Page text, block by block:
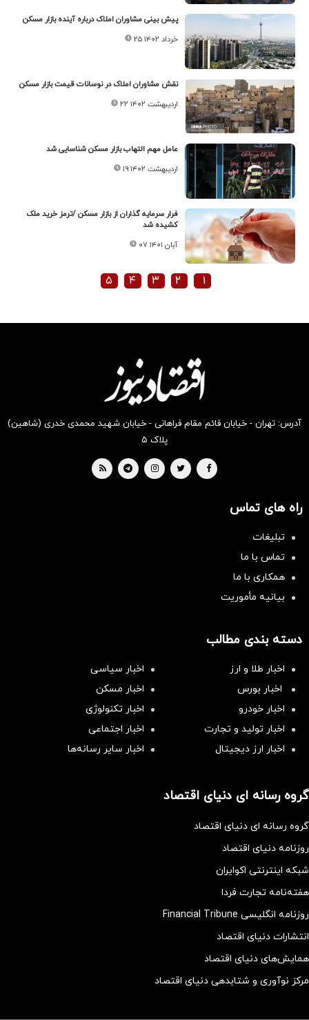
پیش بینی مشاوران املاک درباره آینده بازار مسکن
۲۵ خرداد ۱۴۰۲
نقش مشاوران املاک در نوسانات قیمت بازار مسکن
۲۲ اردیبهشت ۱۴۰۲
عامل مهم التهاب بازار مسکن شناسایی شد
۱۹ اردیبهشت ۱۴۰۲
فرار سرمایه گذاران از بازار مسکن /ترمز خرید ملک
کشیده شد
۰۷ آبان ۱۴۰۱
۱ ۲ ۳ ۴ ۵
آدرس: تهران - خیابان قائم مقام فراهانی - خیابان شهید محمدی خدری (شاهین)
پلاک ۵
راه های تماس
تبلیغات
تماس با ما
همکاری با ما
بیانیه مأموریت
دسته بندی مطالب
اخبار طلا و ارز
اخبار سیاسی
اخبار بورس
اخبار مسکن
اخبار خودرو
اخبار تکنولوژی
اخبار تولید و تجارت
اخبار اجتماعی
اخبار ارز دیجیتال
اخبار سایر رسانه‌‌ها
گروه رسانه ای دنیای اقتصاد
گروه رسانه ای دنیای اقتصاد
روزنامه دنیای اقتصاد
شبکه اینترنتی اکوایران
هفته‌نامه تجارت فردا
روزنامه انگلیسی Financial Tribune
انتشارات دنیای اقتصاد
همایش‌های دنیای اقتصاد
مرکز نوآوری و شتابدهی دنیای اقتصاد